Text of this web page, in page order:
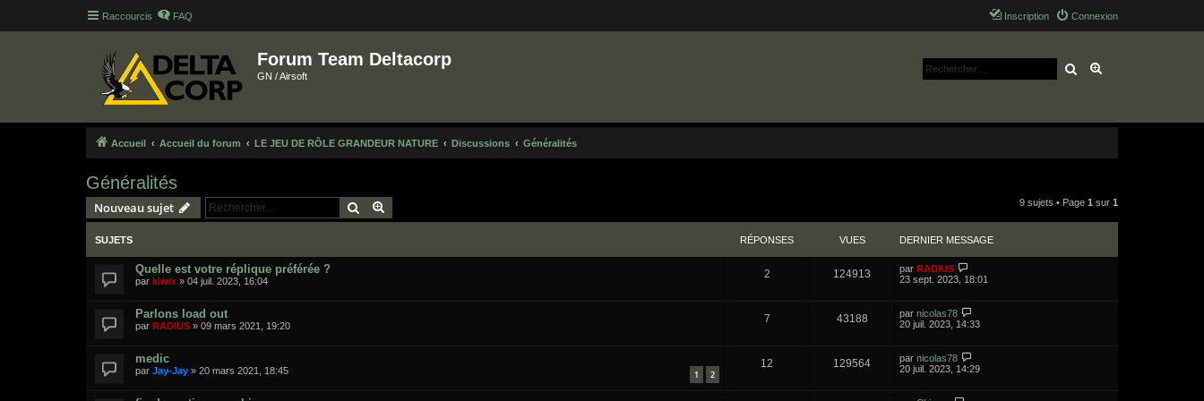
Raccourcis FAQ Connexion
Inscription
Forum Team Deltacorp
GN / Airsoft Rechercher
Accueil Accueil du forum LE JEU DE RÔLE GRANDEUR NATURE Discussions Généralités
Généralités
Nouveau sujet Rechercher 9 sujets • Page 1 sur 1
SUJETS RÉPONSES VUES DERNIER MESSAGE
Quelle est votre réplique préférée ?
par kiwix » 04 juil. 2023, 16:04
2 124913 par RADIUS
23 sept. 2023, 18:01
Parlons load out
par RADIUS » 09 mars 2021, 19:20
7 43188 par nicolas78
20 juil. 2023, 14:33
medic
par Jay-Jay » 20 mars 2021, 18:45 1 2
12 129564 par nicolas78
20 juil. 2023, 14:29